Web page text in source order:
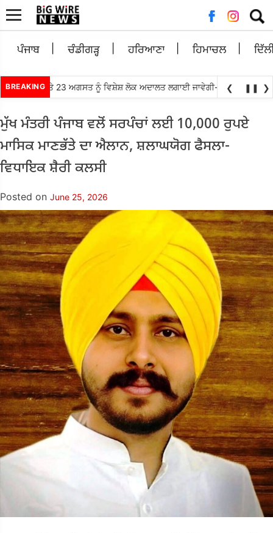
for:
ਪੰਜਾਬ ਚੰਡੀਗੜ੍ਹ ਹਰਿਆਣਾ ਹਿਮਾਚਲ
BREAKING
22 ਅਤੇ 23 ਅਗਸਤ ਨੂੰ ਵਿਸ਼ੇਸ਼ ਲੋਕ ਅਦਾਲਤ ਲਗਾਈ ਜਾਵੇਗੀ- ਮਾਣਯੋਗ ਜਿਲ੍ਹਾ
❮ ❚❚ ❯
ਮੁੱਖ ਮੰਤਰੀ ਪੰਜਾਬ ਵਲੋਂ ਸਰਪੰਚਾਂ ਲਈ 10,000 ਰੁਪਏ
ਮਾਸਿਕ ਮਾਣਭੱਤੇ ਦਾ ਐਲਾਨ, ਸ਼ਲਾਘਯੋਗ ਫੈਸਲਾ-
ਵਿਧਾਇਕ ਸ਼ੈਰੀ ਕਲਸੀ
Posted on June 25, 2026